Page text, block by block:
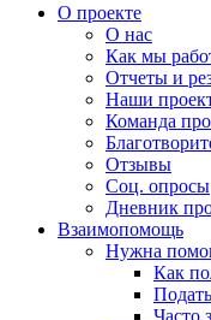
О проекте
О нас
Как мы
Отчеты и
Наши
Команда
Отзывы
Соц. опросы
Дневник
Взаимопомощь
Нужна
Как
Часто